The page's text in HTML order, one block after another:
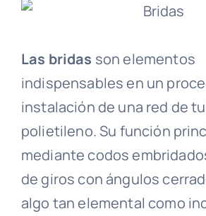
Las bridas son elementos
indispensables en un
instalación de una red de
polietileno. Su función
mediante codos
de giros con ángulos
algo tan elemental como